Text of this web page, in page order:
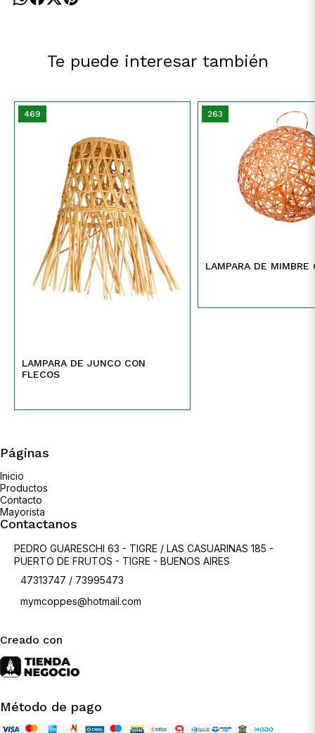
Te puede interesar también
469
LAMPARA DE JUNCO CON
FLECOS
263
LAMPARA DE MIMBRE
Páginas
Inicio
Productos
Contacto
Mayorista
Contactanos
PEDRO GUARESCHI 63 - TIGRE / LAS CASUARINAS 185 -
PUERTO DE FRUTOS - TIGRE - BUENOS AIRES
47313747 / 73995473
mymcoppes@hotmail.com
Creado con
Método de pago